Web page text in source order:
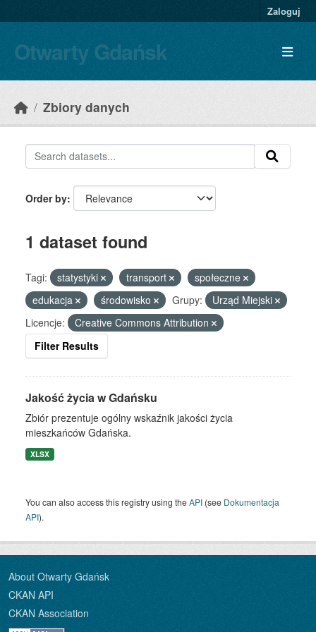
Zaloguj
Otwarty Gdańsk
Zbiory danych
Order by
1 dataset found
Tagi: statystyki transport
społeczne
edukacja
środowisko Grupy:
Urząd Miejski
Licencje:
Creative Commons Attribution
Filter Results
Jakość życia w Gdańsku
Zbiór prezentuje ogólny wskaźnik jakości życia
mieszkańców Gdańska.
XLSX
You can also access this registry using theAPI (see Dokumentacja
API).
About Otwarty Gdańsk
CKAN API
CKAN Association